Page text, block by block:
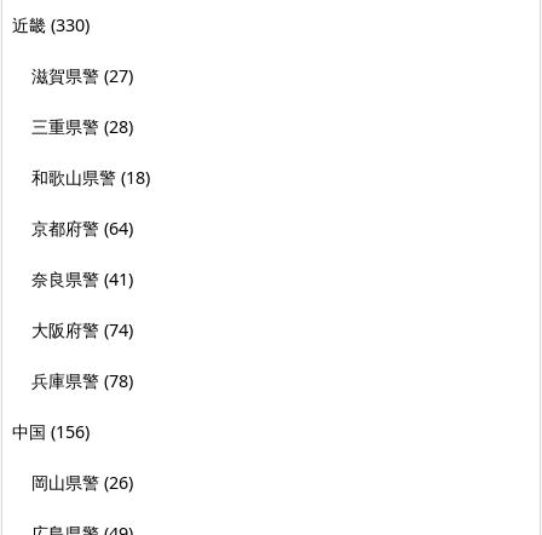
近畿 (330)
滋賀県警 (27)
三重県警 (28)
和歌山県警 (18)
京都府警 (64)
奈良県警 (41)
大阪府警 (74)
兵庫県警 (78)
中国 (156)
岡山県警 (26)